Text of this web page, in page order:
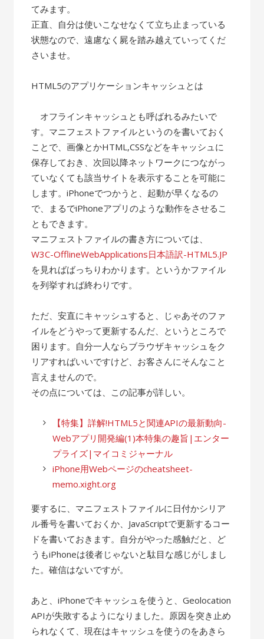
てみます。
正直、自分は使いこなせなくて立ち止まっている
状態なので、遠慮なく屍を踏み越えていってくだ
さいませ。
HTML5のアプリケーションキャッシュとは
オフラインキャッシュとも呼ばれるみたいで
す。マニフェストファイルというのを書いておく
ことで、画像とかHTML,CSSなどをキャッシュに
保存しておき、次回以降ネットワークにつながっ
ていなくても該当サイトを表示することを可能に
します。iPhoneでつかうと、起動が早くなるの
で、まるでiPhoneアプリのような動作をさせるこ
ともできます。
マニフェストファイルの書き方については、
W3C-OfflineWebApplications日本語訳-HTML5.JP
を見ればばっちりわかります。というかファイル
を列挙すれば終わりです。
ただ、安直にキャッシュすると、じゃあそのファ
イルをどうやって更新するんだ、というところで
困ります。自分一人ならブラウザキャッシュをク
リアすればいいですけど、お客さんにそんなこと
言えませんので。
その点については、この記事が詳しい。
【特集】詳解!HTML5と関連APIの最新動向-
Webアプリ開発編(1)本特集の趣旨|エンター
プライズ|マイコミジャーナル
iPhone用Webページのcheatsheet-
memo.xight.org
要するに、マニフェストファイルに日付かシリア
ル番号を書いておくか、JavaScriptで更新するコー
ドを書いておきます。自分がやった感触だと、ど
うもiPhoneは後者じゃないと駄目な感じがしまし
た。確信はないですが。
あと、iPhoneでキャッシュを使うと、Geolocation
APIが失敗するようになりました。原因を突き止め
られなくて、現在はキャッシュを使うのをあきら